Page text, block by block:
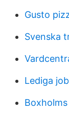
Gusto
Svenska
Lediga